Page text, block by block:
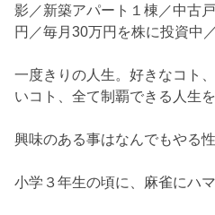
影／新築アパート１棟／中古
円／毎月30万円を株に投資中
一度きりの人生。好きなコト
いコト、全て制覇できる人生
興味のある事はなんでもやる性
小学３年生の頃に、麻雀にハマ